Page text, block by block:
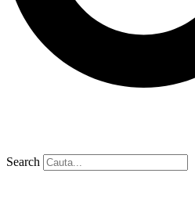
Search